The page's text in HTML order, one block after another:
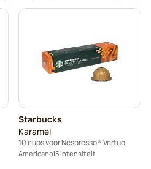
Starbucks
Karamel
10 cups voor Nespresso® Vertuo
Americano 5 Intensiteit